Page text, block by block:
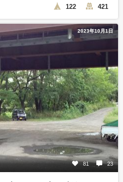
122 421
2023年10月1日
81 23